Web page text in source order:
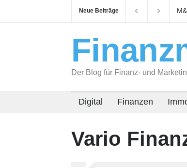
Neue Beiträge
Der Blog für Finanz- und
Digital Finanzen
Vario